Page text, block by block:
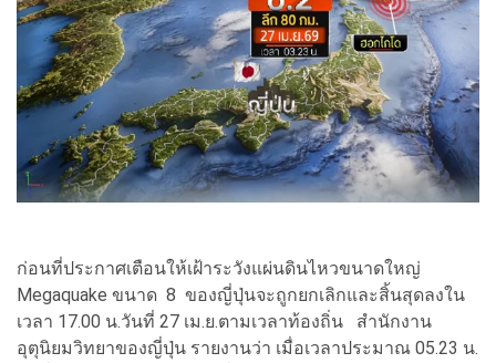
ก่อนที่ประกาศเตือนให้เฝ้าระวังแผ่นดินไหวขนาดใหญ่
Megaquake ขนาด 8 ของญี่ปุ่นจะถูกยกเลิกและสิ้นสุดลงใน
เวลา 17.00 น.วันที่ 27 เม.ย.ตามเวลาท้องถิ่น สำนักงาน
อุตุนิยมวิทยาของญี่ปุ่น รายงานว่า เมื่อเวลาประมาณ 05.23 น.